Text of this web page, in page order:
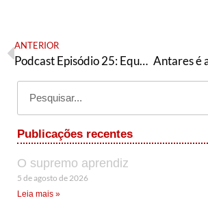
ANTERIOR
Podcast Episódio 25: Equador, STF, reunião da Executiva do PT e o Coringa
Publicações recentes
O supremo aprendiz
5 de agosto de 2026
Leia mais »